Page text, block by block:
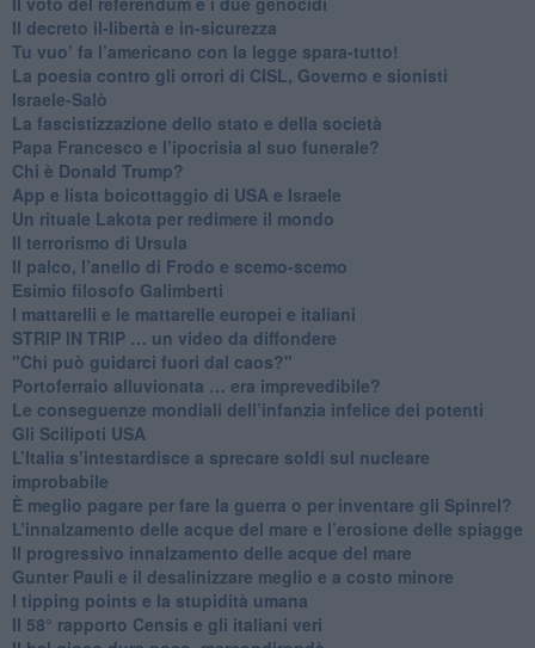
Il decreto il-libertà e in-sicurezza
Tu vuo’ fa l’americano con la legge spara-tutto!
La poesia contro gli orrori di CISL, Governo e sionisti
Israele-Salò
​La fascistizzazione dello stato e della società
Papa Francesco e l’ipocrisia al suo funerale?
​Chi è Donald Trump?
App e lista boicottaggio di USA e Israele
​Un rituale Lakota per redimere il mondo
Il terrorismo di Ursula
​Il palco, l’anello di Frodo e scemo-scemo
Esimio filosofo Galimberti
​I mattarelli e le mattarelle europei e italiani
​STRIP IN TRIP … un video da diffondere
"Chi può guidarci fuori dal caos?"
​Portoferraio alluvionata … era imprevedibile?
Le conseguenze mondiali dell’infanzia infelice dei potenti
​Gli Scilipoti USA
L’Italia s’intestardisce a sprecare soldi sul nucleare
improbabile
È meglio pagare per fare la guerra o per inventare gli Spinrel?
​L’innalzamento delle acque del mare e l’erosione delle spiagge
​Il progressivo innalzamento delle acque del mare
​Gunter Pauli e il desalinizzare meglio e a costo minore
I tipping points e la stupidità umana
​Il 58° rapporto Censis e gli italiani veri